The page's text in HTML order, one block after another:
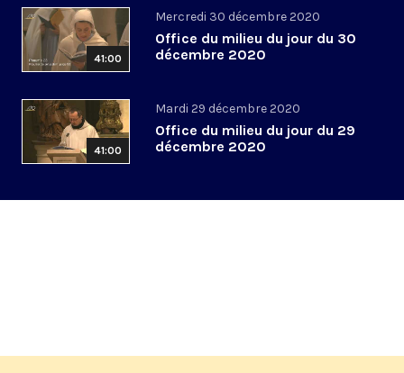
41:00
Mercredi 30 décembre 2020
Office du milieu du jour du 30
décembre 2020
41:00
Mardi 29 décembre 2020
Office du milieu du jour du 29
décembre 2020